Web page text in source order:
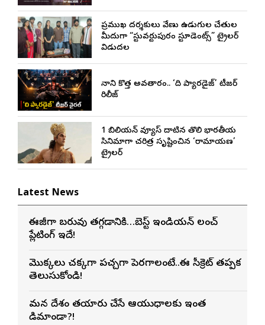
ప్రముఖ దర్శకులు వేణు ఉడుగుల చేతుల
మీదుగా “స్టువర్టుపురం స్టూడెంట్స్” ట్రైలర్
విడుదల
నాని కొత్త అవతారం.. ‘ది ప్యారడైజ్’ టీజర్
రిలీజ్
1 బిలియన్ వ్యూస్ దాటిన తొలి భారతీయ
సినిమాగా చరిత్ర సృష్టించిన ‘రామాయణ’
ట్రైలర్
Latest News
ఈజీగా బరువు తగ్గడానికి…బెస్ట్ ఇండియన్ లంచ్
ప్లేటింగ్ ఇదే!
మొక్కలు చక్కగా పచ్చగా పెరగాలంటే..ఈ సీక్రెట్ తప్పక
తెలుసుకోండి!
మన దేశం తయారు చేసే ఆయుధాలకు ఇంత
డిమాండా?!